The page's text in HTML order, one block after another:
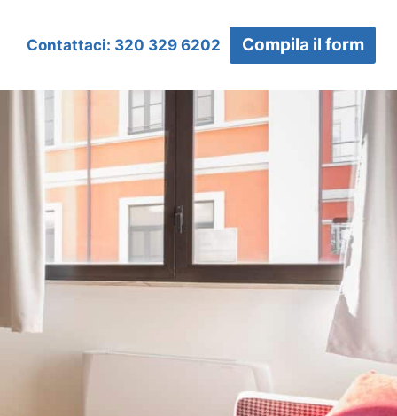
Contattaci: 320 329 6202 Compila il form